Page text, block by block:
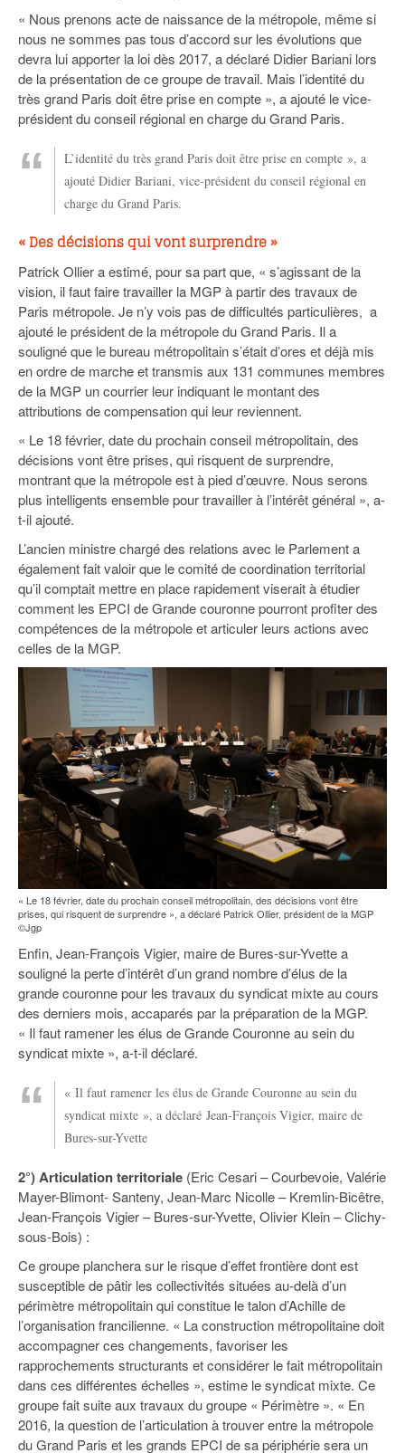
« Nous prenons acte de naissance de la métropole, même si
nous ne sommes pas tous d’accord sur les évolutions que
devra lui apporter la loi dès 2017, a déclaré Didier Bariani lors
de la présentation de ce groupe de travail. Mais l’identité du
très grand Paris doit être prise en compte », a ajouté le vice-
président du conseil régional en charge du Grand Paris.
L’identité du très grand Paris doit être prise en compte », a
ajouté Didier Bariani, vice-président du conseil régional en
charge du Grand Paris.
« Des décisions qui vont surprendre »
Patrick Ollier a estimé, pour sa part que, « s’agissant de la
vision, il faut faire travailler la MGP à partir des travaux de
Paris métropole. Je n’y vois pas de difficultés particulières, a
ajouté le président de la métropole du Grand Paris. Il a
souligné que le bureau métropolitain s’était d’ores et déjà mis
en ordre de marche et transmis aux 131 communes membres
de la MGP un courrier leur indiquant le montant des
attributions de compensation qui leur reviennent.
« Le 18 février, date du prochain conseil métropolitain, des
décisions vont être prises, qui risquent de surprendre,
montrant que la métropole est à pied d’œuvre. Nous serons
plus intelligents ensemble pour travailler à l’intérêt général », a-
t-il ajouté.
L’ancien ministre chargé des relations avec le Parlement a
également fait valoir que le comité de coordination territorial
qu’il comptait mettre en place rapidement viserait à étudier
comment les EPCI de Grande couronne pourront profiter des
compétences de la métropole et articuler leurs actions avec
celles de la MGP.
« Le 18 février, date du prochain conseil métropolitain, des décisions vont être
prises, qui risquent de surprendre », a déclaré Patrick Ollier, président de la MGP
©Jgp
Enfin, Jean-François Vigier, maire de Bures-sur-Yvette a
souligné la perte d’intérêt d’un grand nombre d’élus de la
grande couronne pour les travaux du syndicat mixte au cours
des derniers mois, accaparés par la préparation de la MGP.
« Il faut ramener les élus de Grande Couronne au sein du
syndicat mixte », a-t-il déclaré.
« Il faut ramener les élus de Grande Couronne au sein du
syndicat mixte », a déclaré Jean-François Vigier, maire de
Bures-sur-Yvette
2°) Articulation territoriale (Eric Cesari – Courbevoie, Valérie
Mayer-Blimont- Santeny, Jean-Marc Nicolle – Kremlin-Bicêtre,
Jean-François Vigier – Bures-sur-Yvette, Olivier Klein – Clichy-
sous-Bois) :
Ce groupe planchera sur le risque d’effet frontière dont est
susceptible de pâtir les collectivités situées au-delà d’un
périmètre métropolitain qui constitue le talon d’Achille de
l’organisation francilienne. « La construction métropolitaine doit
accompagner ces changements, favoriser les
rapprochements structurants et considérer le fait métropolitain
dans ces différentes échelles », estime le syndicat mixte. Ce
groupe fait suite aux travaux du groupe « Périmètre ». « En
2016, la question de l’articulation à trouver entre la métropole
du Grand Paris et les grands EPCI de sa périphérie sera un